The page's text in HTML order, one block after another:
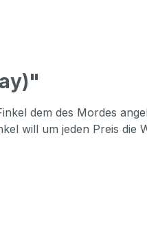
dem des Mordes
will um jeden Preis die